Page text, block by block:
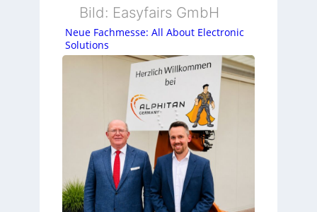
Bild: Easyfairs GmbH
Neue Fachmesse: All About Electronic
Solutions